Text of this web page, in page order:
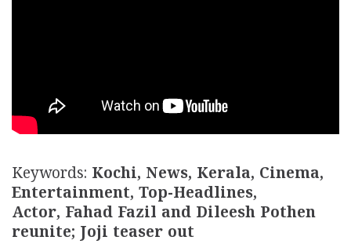
Keywords: Kochi, News, Kerala, Cinema,
Entertainment, Top-Headlines,
Actor, Fahad Fazil and Dileesh Pothen
reunite; Joji teaser out